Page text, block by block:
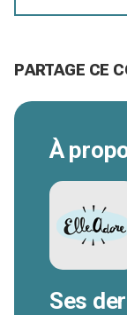
PARTAGE CE
À
Ses